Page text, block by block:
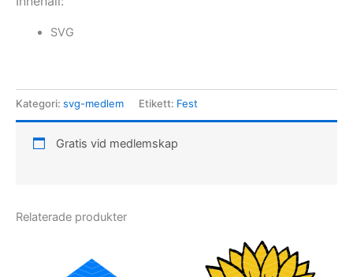
SVG
Kategori: svg-medlem Etikett: Fest
Gratis vid medlemskap
Relaterade produkter